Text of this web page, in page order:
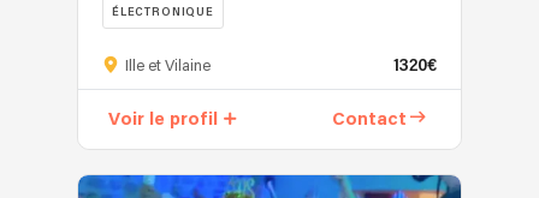
et
classy,
fédératrice.
ÉLECTRONIQUE
c'est
collectif
Dee
Ille et Vilaine 1320€
Voir le profil Contact